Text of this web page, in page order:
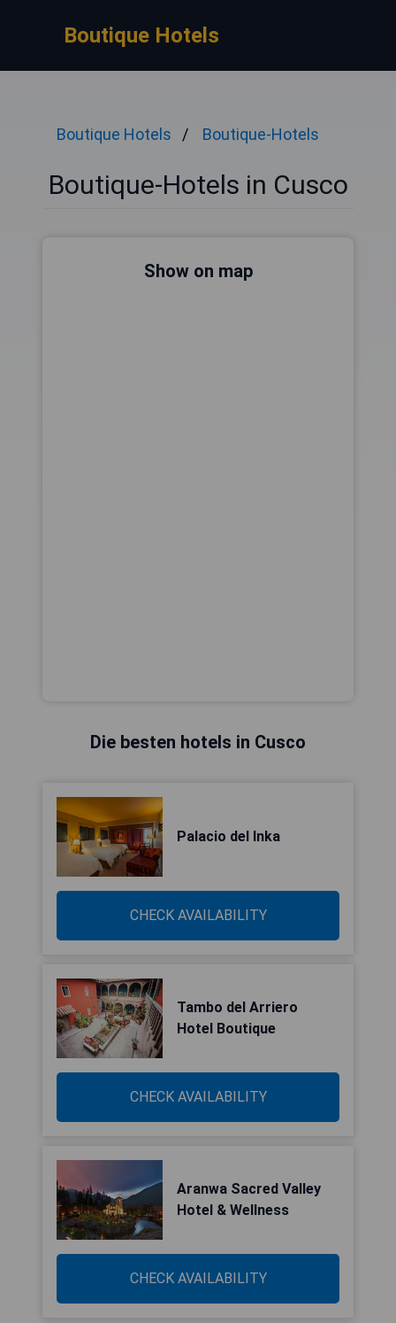
Boutique Hotels
Boutique Hotels Boutique-Hotels
Boutique-Hotels in Cusco
Show on map
Die besten hotels in Cusco
Palacio del Inka
CHECK AVAILABILITY
Tambo del Arriero
Hotel Boutique
CHECK AVAILABILITY
Aranwa Sacred Valley
Hotel & Wellness
CHECK AVAILABILITY